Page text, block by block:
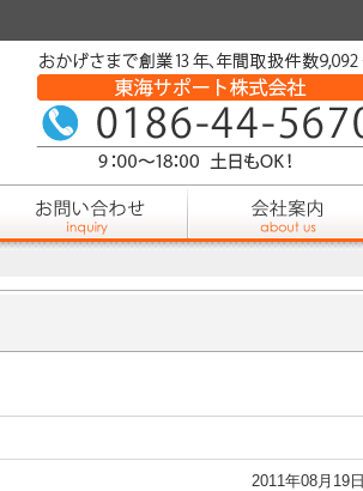
2011年08月19日